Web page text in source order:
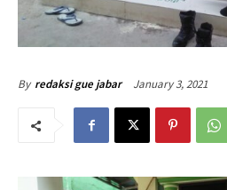
By redaksi gue jabar January 3, 2021